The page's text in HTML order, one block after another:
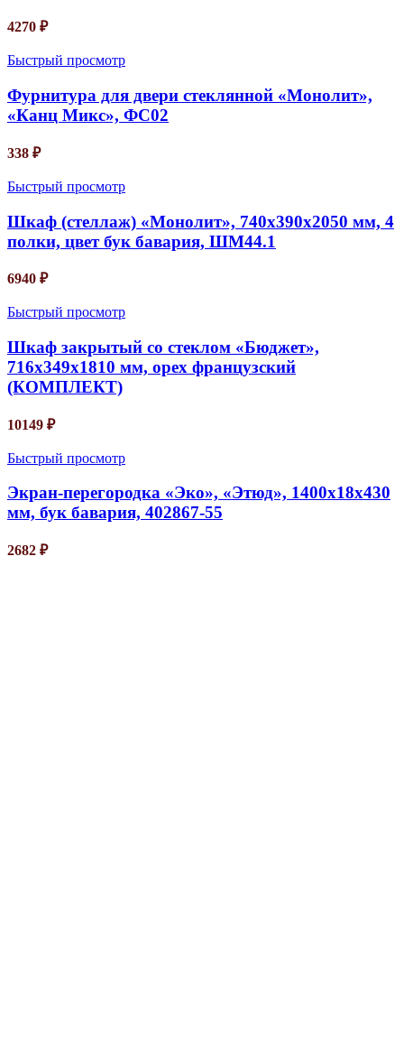
4270 ₽
Быстрый просмотр
Фурнитура для двери стеклянной «Монолит»,
«Канц Микс», ФС02
338 ₽
Быстрый просмотр
Шкаф (стеллаж) «Монолит», 740х390х2050 мм, 4
полки, цвет бук бавария, ШМ44.1
6940 ₽
Быстрый просмотр
Шкаф закрытый со стеклом «Бюджет»,
716х349х1810 мм, орех французский
(КОМПЛЕКТ)
10149 ₽
Быстрый просмотр
Экран-перегородка «Эко», «Этюд», 1400х18х430
мм, бук бавария, 402867-55
2682 ₽